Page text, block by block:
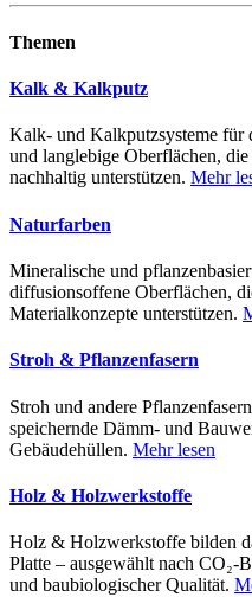
Themen
Kalk & Kalkputz
Kalk- und Kalkputzsysteme für
und langlebige Oberflächen,
nachhaltig unterstützen. Mehr
Naturfarben
Mineralische und
diffusionsoffene Oberflächen,
Materialkonzepte unterstützen.
Stroh & Pflanzenfasern
Stroh und andere
speichernde Dämm- und
Gebäudehüllen. Mehr lesen
Holz & Holzwerkstoffe
Holz & Holzwerkstoffe bilden
Platte – ausgewählt nach CO₂-
und baubiologischer Qualität.